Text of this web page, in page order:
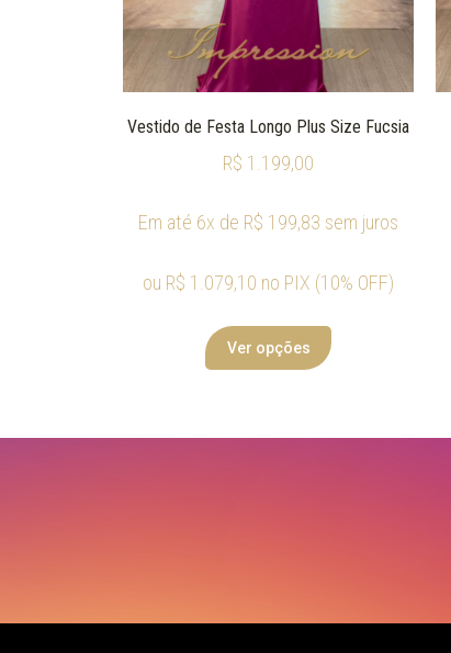
Vestido de Festa Longo Plus Size Fucsia
R$ 1.199,00
Em até 6x de R$ 199,83 sem juros
ou R$ 1.079,10 no PIX (10% OFF)
Ver opções